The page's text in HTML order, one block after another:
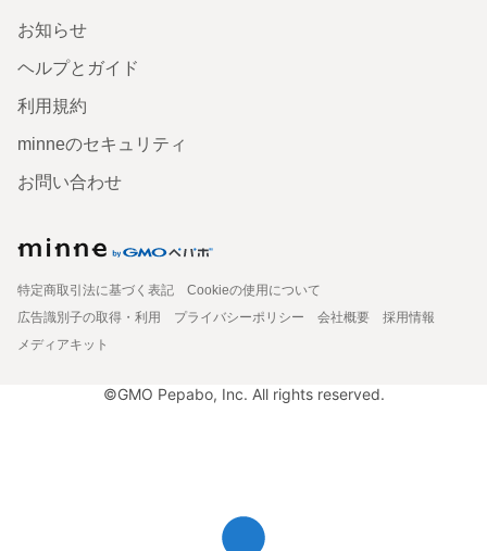
お知らせ
ヘルプとガイド
利用規約
minneのセキュリティ
お問い合わせ
特定商取引法に基づく表記
Cookieの使用について
広告識別子の取得・利用
プライバシーポリシー 会社概要
採用情報
メディアキット
©GMO Pepabo, Inc. All rights reserved.